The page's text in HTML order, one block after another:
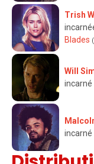
Trish
Blades
Will
incarné
incarné